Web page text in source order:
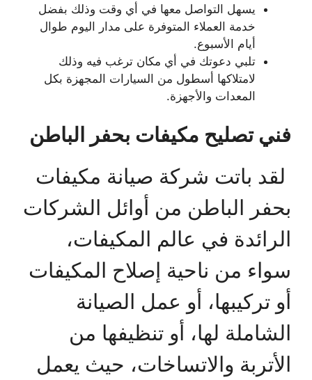
يسهل التواصل معها في أي وقت وذلك بفضل
خدمة العملاء المتوفرة على مدار اليوم طوال
أيام الأسبوع.
تلبي دعوتك في أي مكان ترغب فيه وذلك
لامتلاكها أسطول من السيارات المجهزة بكل
المعدات والأجهزة.
فني تصليح مكيفات بحفر الباطن
لقد باتت شركة صيانة مكيفات
بحفر الباطن من أوائل الشركات
الرائدة في عالم المكيفات،
سواء من ناحية إصلاح المكيفات
أو تركيبها، أو عمل الصيانة
الشاملة لها، أو تنظيفها من
الأتربة والاتساخات، حيث يعمل